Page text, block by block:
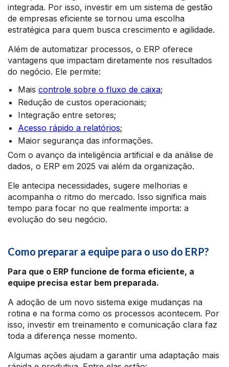
integrada. Por isso, investir em um sistema de gestão
de empresas eficiente se tornou uma escolha
estratégica para quem busca crescimento e agilidade.
Além de automatizar processos, o ERP oferece
vantagens que impactam diretamente nos resultados
do negócio. Ele permite:
Mais controle sobre o fluxo de caixa;
Redução de custos operacionais;
Integração entre setores;
Acesso rápido a relatórios;
Maior segurança das informações.
Com o avanço da inteligência artificial e da análise de
dados, o ERP em 2025 vai além da organização.
Ele antecipa necessidades, sugere melhorias e
acompanha o ritmo do mercado. Isso significa mais
tempo para focar no que realmente importa: a
evolução do seu negócio.
Como preparar a equipe para o uso do ERP?
Para que o ERP funcione de forma eficiente, a
equipe precisa estar bem preparada.
A adoção de um novo sistema exige mudanças na
rotina e na forma como os processos acontecem. Por
isso, investir em treinamento e comunicação clara faz
toda a diferença nesse momento.
Algumas ações ajudam a garantir uma adaptação mais